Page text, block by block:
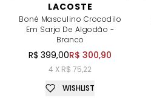
LACOSTE
Boné Masculino Crocodilo
Em Sarja De Algodão -
Branco
R$ 399,00R$ 300,90
4 X R$ 75,22
WISHLIST